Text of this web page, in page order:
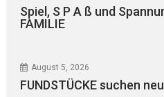
Spiel, S P A ß und
FAMILIE
August 5, 2026
FUNDSTÜCKE suchen